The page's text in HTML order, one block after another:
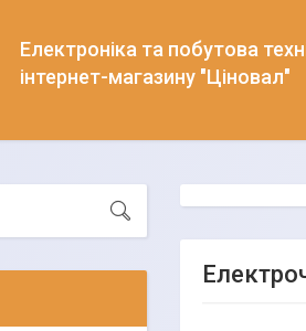
Електроніка та побутова
інтернет-магазину "Ціновал"